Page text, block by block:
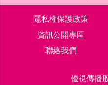
隱私權保護政策
資訊公開專區
聯絡我們
優視傳播